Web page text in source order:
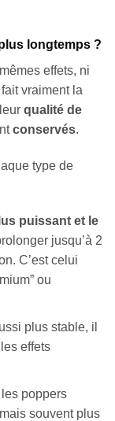
longtemps ?
effets, ni
vraiment la
qualité de
conservés.
type de
puissant et le
jusqu’à 2
C’est celui
ou
plus stable, il
effets
poppers
souvent plus